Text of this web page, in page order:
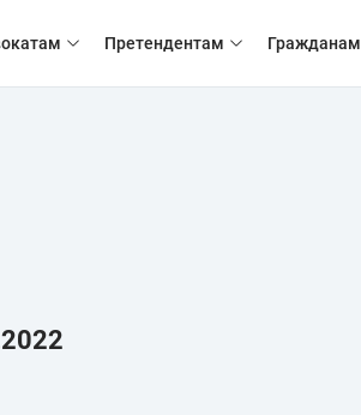
Претендентам Гражданам